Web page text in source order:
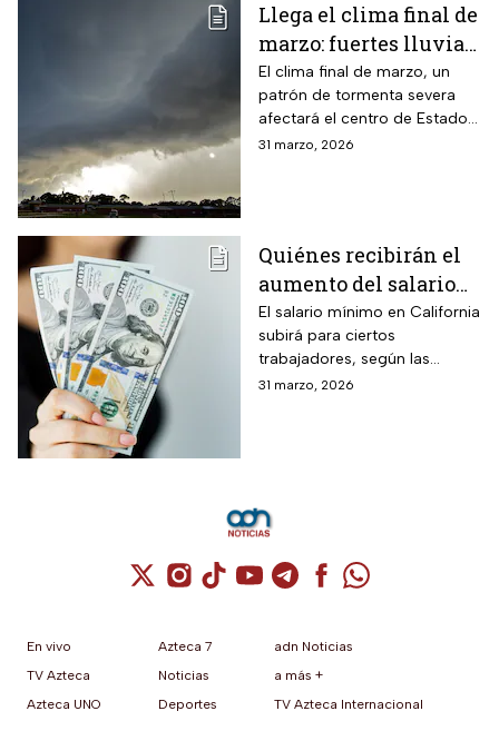
Llega el clima final de
marzo: fuertes lluvias
y riesgo de
inundaciones en EUA
El clima final de marzo, un
patrón de tormenta severa
afectará el centro de Estados
Unidos esta semana, dejará
31 marzo, 2026
Quiénes recibirán el
aumento del salario
mínimo en California
El salario mínimo en California
subirá para ciertos
trabajadores, según las
autoridades locales. Conoce
31 marzo, 2026
Cuenta de X / Twitter (se abre en una
Cuenta de Instagram (se abre en una
Cuenta de TikTok (se abre en
Cuenta de YouTube (se abre
Cuenta de Telegram (se
Cuenta de
Cuenta de
En vivo
TV Azteca
Azteca UNO
Azteca 7
Noticias
Deportes
adn Noticias
a más +
TV Azteca Internacional